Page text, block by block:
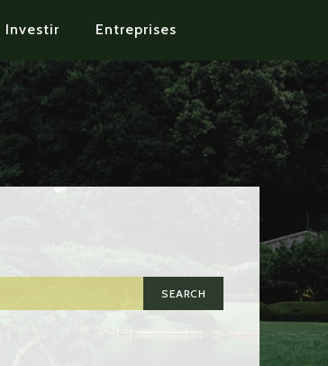
Investir Entreprises
SEARCH